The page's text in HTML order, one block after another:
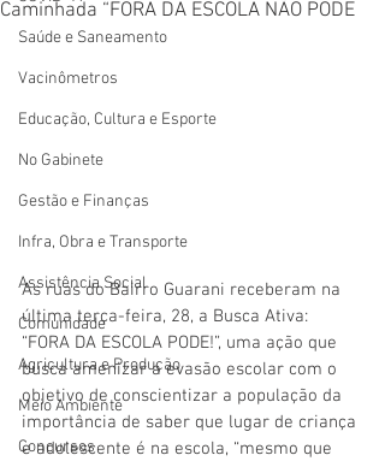
Saúde e Saneamento
Vacinômetros
Educação, Cultura e Esporte
No Gabinete
Gestão e Finanças
Infra, Obra e Transporte
Assistência Social
Comunidade
Agricultura e Produção
Meio Ambiente
Concursos
Caminhada “FORA DA ESCOLA NÃO PODE
As ruas do Bairro Guarani receberam na
última terça-feira, 28, a Busca Ativa:
“FORA DA ESCOLA PODE!”, uma ação que
busca amenizar a evasão escolar com o
objetivo de conscientizar a população da
importância de saber que lugar de criança
e adolescente é na escola, “mesmo que